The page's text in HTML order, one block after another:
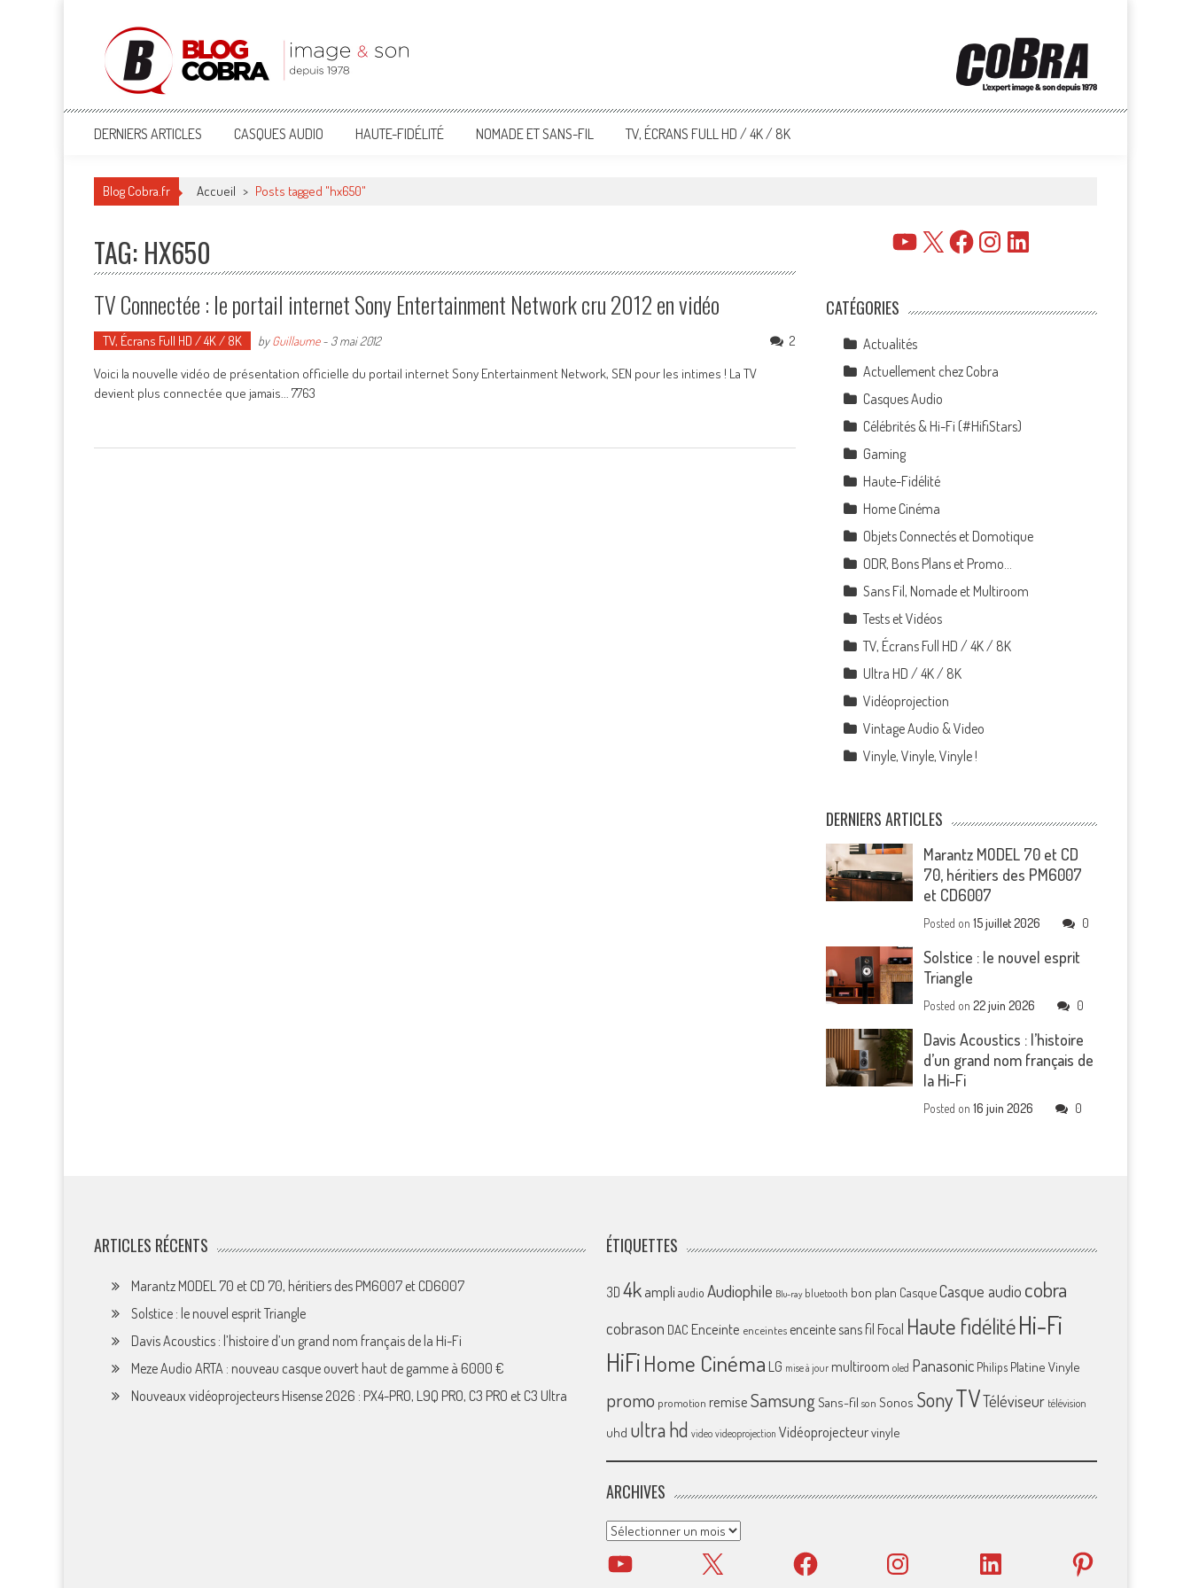
Blog Cobra
Toute l'actu Image & Son !
DERNIERS ARTICLES CASQUES AUDIO HAUTE-FIDÉLITÉ NOMADE ET SANS-FIL TV, ÉCRANS FULL HD / 4K / 8K
Blog Cobra.fr Accueil > Posts tagged "hx650"
TAG: HX650
TV Connectée : le portail internet Sony Entertainment Network cru 2012 en vidéo
TV, Écrans Full HD / 4K / 8K byGuillaume- 3 mai 2012
2
Voici la nouvelle vidéo de présentation officielle du portail internet Sony Entertainment Network, SEN pour les intimes ! La TV
devient plus connectée que jamais... 7763
YouTube
X FacebookInstagramLinkedIn
CATÉGORIES
Actualités
Actuellement chez Cobra
Casques Audio
Célébrités & Hi-Fi (#HifiStars)
Gaming
Haute-Fidélité
Home Cinéma
Objets Connectés et Domotique
ODR, Bons Plans et Promo…
Sans Fil, Nomade et Multiroom
Tests et Vidéos
TV, Écrans Full HD / 4K / 8K
Ultra HD / 4K / 8K
Vidéoprojection
Vintage Audio & Video
Vinyle, Vinyle, Vinyle !
DERNIERS ARTICLES
Marantz MODEL 70 et CD
70, héritiers des PM6007
et CD6007
Posted on15 juillet 2026 0
Solstice : le nouvel esprit
Triangle
Posted on22 juin 2026 0
Davis Acoustics : l’histoire
d’un grand nom français de
la Hi-Fi
Posted on16 juin 2026 0
ARTICLES RÉCENTS
Marantz MODEL 70 et CD 70, héritiers des PM6007 et CD6007
Solstice : le nouvel esprit Triangle
Davis Acoustics : l’histoire d’un grand nom français de la Hi-Fi
Meze Audio ARTA : nouveau casque ouvert haut de gamme à 6000 €
Nouveaux vidéoprojecteurs Hisense 2026 : PX4-PRO, L9Q PRO, C3 PRO et C3 Ultra
ÉTIQUETTES
3D 4k ampliaudio Audiophile Blu-ray bluetooth bon plan CasqueCasque audio cobra
cobrason DAC Enceinte enceintes enceinte sans fil Focal Haute fidélitéHi-Fi
HiFiHome Cinéma LG mise à jour multiroom oled Panasonic Philips Platine Vinyle
promo promotion remiseSamsungSans-fil son Sonos SonyTVTéléviseur télévision
uhd ultra hd video videoprojection Vidéoprojecteurvinyle
ARCHIVES
Archives
YouTube X Facebook Instagram LinkedIn Pinterest